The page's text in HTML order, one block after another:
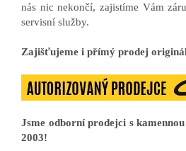
nás nic nekončí, zajistíme Vám
servisní služby.
Zajišťujeme i přímý prodej
Jsme odborní prodejci s
2003!